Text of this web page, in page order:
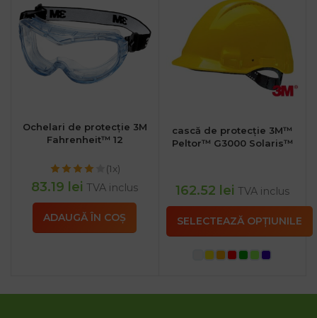
Ochelari de protecție 3M
Fahrenheit™ 12
(1x)
83.19 lei TVA inclus
ADAUGĂ ÎN COȘ
cască de protecție 3M™
Peltor™ G3000 Solaris™
162.52 lei TVA inclus
SELECTEAZĂ OPȚIUNILE